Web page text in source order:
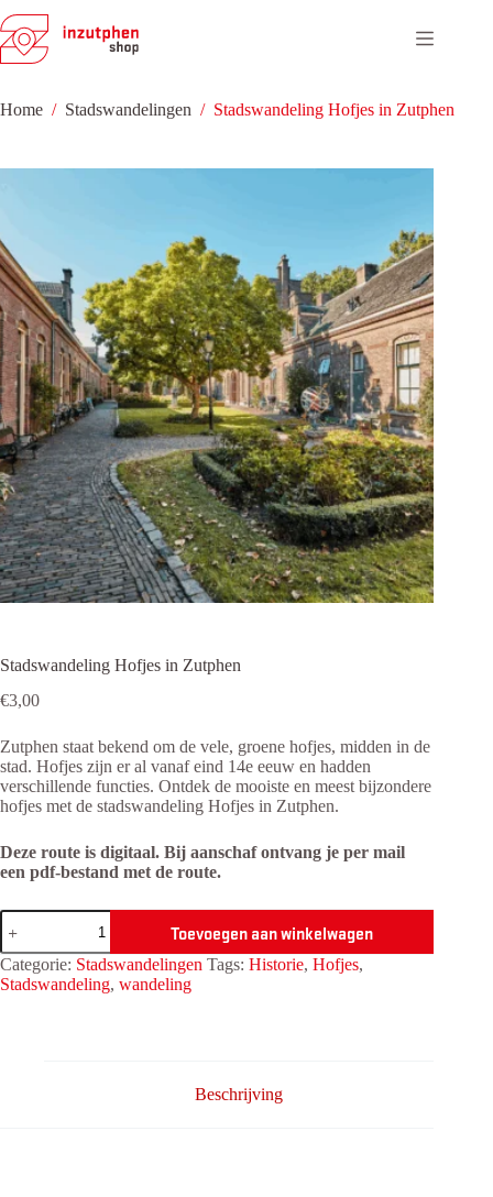
naar
de
inhoud
Home / Stadswandelingen / Stadswandeling Hofjes in Zutphen
Stadswandeling Hofjes in Zutphen
€3,00
Zutphen staat bekend om de vele, groene hofjes, midden in de
stad. Hofjes zijn er al vanaf eind 14e eeuw en hadden
verschillende functies. Ontdek de mooiste en meest bijzondere
hofjes met de stadswandeling Hofjes in Zutphen.
Deze route is digitaal. Bij aanschaf ontvang je per mail
een pdf-bestand met de route.
Stadswandeling
Hofjes
in
Zutphen
aantal
Toevoegen aan winkelwagen
Categorie: Stadswandelingen Tags: Historie, Hofjes,
Stadswandeling, wandeling
Beschrijving